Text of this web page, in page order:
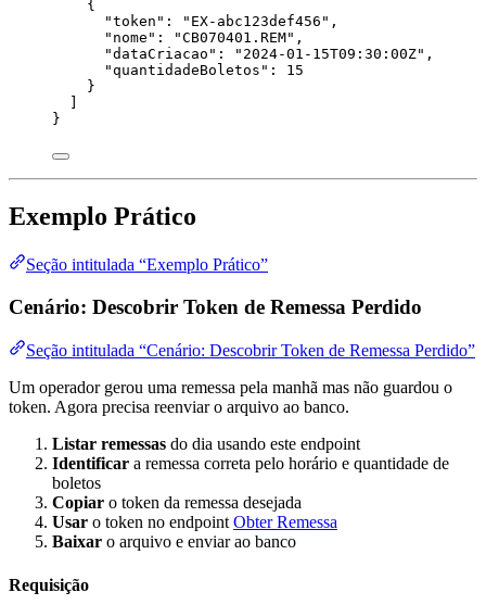
{
"token" : " EX-abc123def456 " ,
"nome" : "CB070401.REM" ,
"dataCriacao" : " 2024-01-15T09:30:00Z" ,
"quantidadeBoletos" : 15
}
}
Exemplo Prático
Seção intitulada “Exemplo Prático”
Cenário: Descobrir Token de Remessa Perdido
Seção intitulada “Cenário: Descobrir Token de Remessa Perdido”
Um operador gerou uma remessa pela manhã mas não guardou o
token. Agora precisa reenviar o arquivo ao banco.
Listar remessas do dia usando este endpoint
Identificar a remessa correta pelo horário e quantidade de
boletos
Copiar o token da remessa desejada
Usar o token no endpointObter Remessa
Baixar o arquivo e enviar ao banco
Requisição